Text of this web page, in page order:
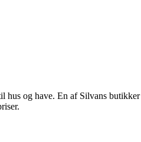
hus og have. En af Silvans